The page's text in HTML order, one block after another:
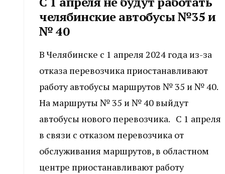
челябинские автобусы №35 и
№ 40
В Челябинске с 1 апреля 2024 года из-за
отказа перевозчика приостанавливают
работу автобусы маршрутов № 35 и № 40.
На маршруты № 35 и № 40 выйдут
автобусы нового перевозчика. С 1 апреля
в связи с отказом перевозчика от
обслуживания маршрутов, в областном
центре приостанавливают работу